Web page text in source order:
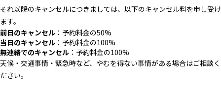
それ以降のキャンセルにつきましては、以下のキャンセル料を申し受け
ます。
前日のキャンセル ：予約料金の50%
当日のキャンセル ：予約料金の100%
無連絡でのキャンセル ：予約料金の100%
天候・交通事情・緊急時など、やむを得ない事情がある場合はご相談く
ださい。